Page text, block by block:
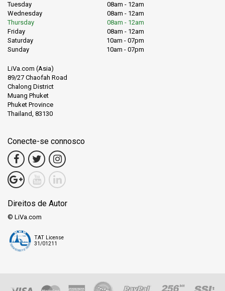
Tuesday
08am - 12am
Wednesday
08am - 12am
Thursday
08am - 12am
Friday
08am - 12am
Saturday
10am - 07pm
Sunday
10am - 07pm
LiVa.com (Asia)
89/27 Chaofah Road
Chalong District
Muang Phuket
Phuket Province
Thailand, 83130
Conecte-se connosco
Direitos de Autor
© LiVa.com
TAT License
31/01211